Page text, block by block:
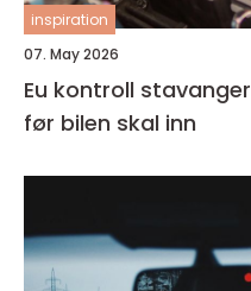
inspiration
07. May 2026
Eu kontroll stavanger det du trenger å vite
før bilen skal inn